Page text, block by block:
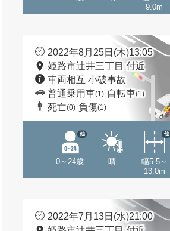
9.0m
2022年8月25日(木)13:05
姫路市辻井三丁目 付近
車両相互 小破事故
普通乗用車(1) 自転車(1)
死亡(0) 負傷(1)
0～24歳
他
晴
幅5.5～
13.0m
他
2022年7月13日(水)21:00